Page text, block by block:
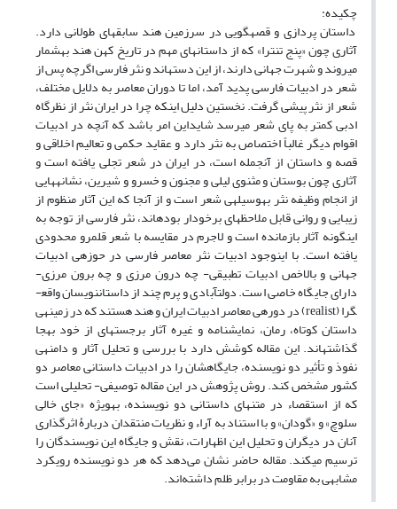
چکیده:
داستان­ پردازی و قصه­گویی در سرزمین هند سابقه­ای طولانی دارد.
آثاری چون «پنج تنترا» که از داستان­های مهم در تاریخ کهن هند به­شمار
می­ر­وند و شهرت جهانی دارند، از این دسته­اند و نثر فارسی اگرچه پس از
شعر در ادبیات فارسی پدید آمد، اما تا دوران معاصر به­ دلایل مختلف،
شعر از نثر پیشی گرفت. نخستین دلیل این­که چرا در ایران نثر از نظرگاه
ادبی کمتر به پای شعر می­رسد شایداین امر باشد که آن­چه در ادبیات
اقوام دیگر غالباً اختصاص به نثر دارد و عقاید حکمی و تعالیم اخلاقی و
قصه و داستان از آن­جمله است، در ایران در شعر تجلی یافته است و
آثاری چون بوستان و مثنوی لیلی و مجنون و خسرو و شیرین، نشانه­هایی
از انجام وظیفه نثر به­وسیله­ی شعر است و از آنجا که این آثار منظوم از
زیبایی و روانی قابل ملاحظه­ای برخودار بوده­اند، نثر فارسی از توجه به
این­گونه آثار بازمانده است و لاجرم در مقایسه با شعر قلمرو محدودی
یافته است. با این­وجود ادبیات نثر معاصر فارسی در حوزه­ی ادبیات
جهانی و بالاخص ادبیات تطبیقی- چه درون مرزی و چه برون مرزی-
دارای جایگاه خاصی است. دولت­آبادی و پرم چند از داستان­نویسان واقع­
گرا (realist) در دوره­ی معاصر ادبیات ایران و هند هستند که در زمینه­ی
داستان کوتاه، رمان، نمایشنامه و غیره آثار برجسته­ای از خود به­جا
گذاشته­اند. این مقاله کوشش ­دارد با بررسی و تحلیل آثار و دامنه­ی
نفوذ و تأثیر دو نویسنده، جایگاه­شان را در ادبیات داستانی معاصر دو
کشور مشخص کند. روش پژوهش در این مقاله توصیفی- تحلیلی است
که از استقصاء در متن­های داستانی دو نویسنده، به­ویژه «جای خالی
سلوچ» و «گودان» و با استناد به ­آراء و نظریات منتقدان دربارۀ اثرگذاری
آنان در دیگران و تحلیل این اظهارات، نقش و جایگاه این نویسندگان را
ترسیم می­کند. مقاله حاضر نشان می‌دهد که هر دو نویسنده رویکرد
مشابهی به مقاومت در برابر ظلم داشته‌اند.